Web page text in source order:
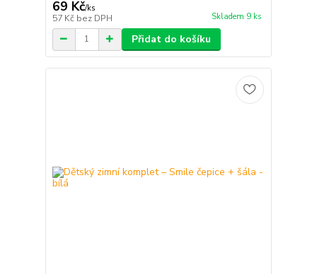
69 Kč/ks
57 Kč bez DPH Skladem 9 ks
Přidat do košíku